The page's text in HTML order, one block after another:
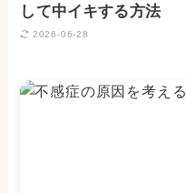
して中イキする方法
2026-06-28